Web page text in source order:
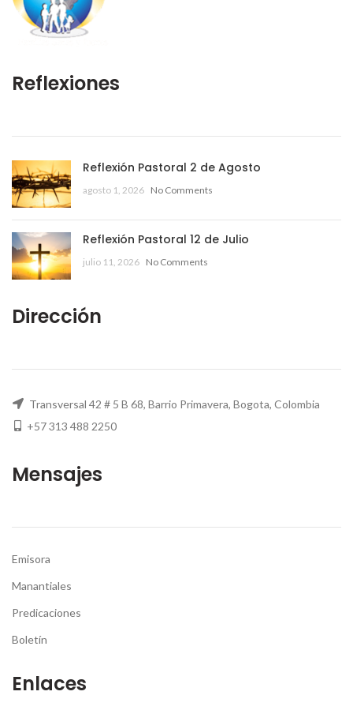
Reflexiones
Reflexión Pastoral 2 de Agosto
agosto 1, 2026 No Comments
Reflexión Pastoral 12 de Julio
julio 11, 2026 No Comments
Dirección
Transversal 42 # 5 B 68, Barrio Primavera, Bogota, Colombia
+57 313 488 2250
Mensajes
Emisora
Manantiales
Predicaciones
Boletín
Enlaces